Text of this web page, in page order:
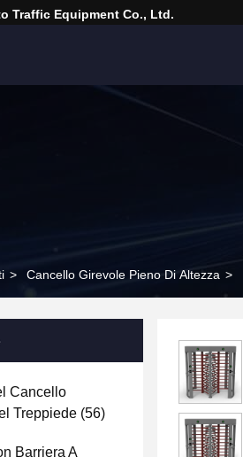
Traffic Equipment Co., Ltd.
> Cancello Girevole Pieno Di Altezza >
Cancello
Treppiede (56)
Barriera A